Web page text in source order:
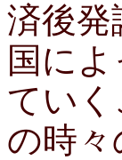
済後発
国に
てい
の時